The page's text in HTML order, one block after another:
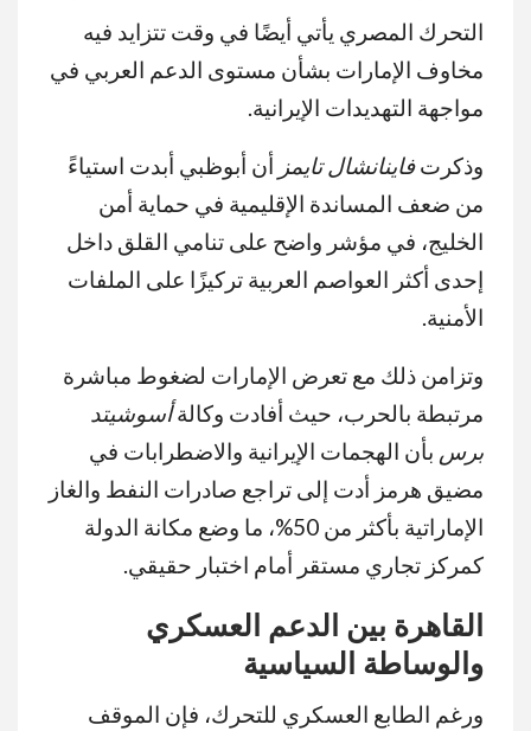
التحرك المصري يأتي أيضًا في وقت تتزايد فيه
مخاوف الإمارات بشأن مستوى الدعم العربي في
مواجهة التهديدات الإيرانية.
وذكرتفاينانشال تايمز أن أبوظبي أبدت استياءً
من ضعف المساندة الإقليمية في حماية أمن
الخليج، في مؤشر واضح على تنامي القلق داخل
إحدى أكثر العواصم العربية تركيزًا على الملفات
الأمنية.
وتزامن ذلك مع تعرض الإمارات لضغوط مباشرة
مرتبطة بالحرب، حيث أفادت وكالةأسوشيتد
برس بأن الهجمات الإيرانية والاضطرابات في
مضيق هرمز أدت إلى تراجع صادرات النفط والغاز
الإماراتية بأكثر من 50%، ما وضع مكانة الدولة
كمركز تجاري مستقر أمام اختبار حقيقي.
القاهرة بين الدعم العسكري
والوساطة السياسية
ورغم الطابع العسكري للتحرك، فإن الموقف